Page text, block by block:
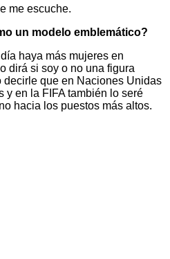
me escuche.
un modelo emblemático?
haya más mujeres en
dirá si soy o no una figura
decirle que en Naciones Unidas
y en la FIFA también lo seré
hacia los puestos más altos.